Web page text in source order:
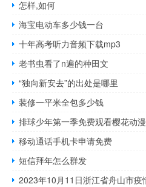
怎样,如何
海宝电动车多少钱一台
十年高考听力音频下载mp3
老书虫看了n遍的种田文
“独向新安去”的出处是哪里
装修一平米全包多少钱
排球少年第一季免费观看樱花动漫
移动通话手机卡申请免费
短信拜年怎么群发